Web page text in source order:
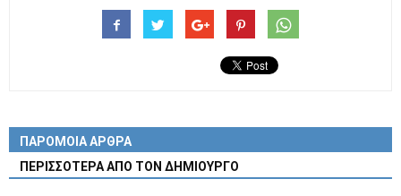
ΠΑΡΟΜΟΙΑ ΑΡΘΡΑ
ΠΕΡΙΣΣΟΤΕΡΑ ΑΠΟ ΤΟΝ ΔΗΜΙΟΥΡΓΟ